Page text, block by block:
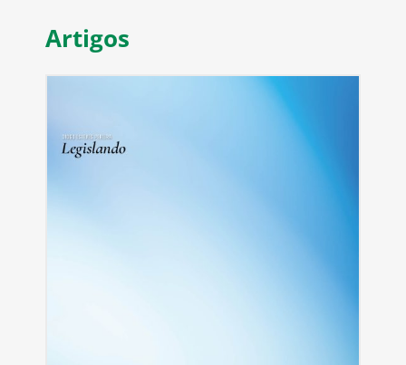
Artigos